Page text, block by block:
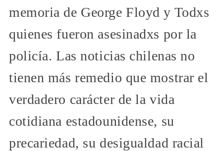
memoria de George Floyd y Todxs
quienes fueron asesinadxs por la
policía. Las noticias chilenas no
tienen más remedio que mostrar el
verdadero carácter de la vida
cotidiana estadounidense, su
precariedad, su desigualdad racial